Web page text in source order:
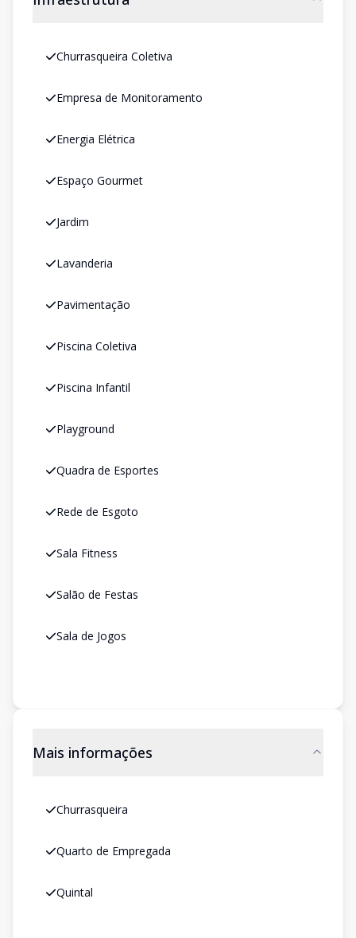
Churrasqueira Coletiva
Empresa de Monitoramento
Energia Elétrica
Espaço Gourmet
Jardim
Lavanderia
Pavimentação
Piscina Coletiva
Piscina Infantil
Playground
Quadra de Esportes
Rede de Esgoto
Sala Fitness
Salão de Festas
Sala de Jogos
Mais informações
Churrasqueira
Quarto de Empregada
Quintal